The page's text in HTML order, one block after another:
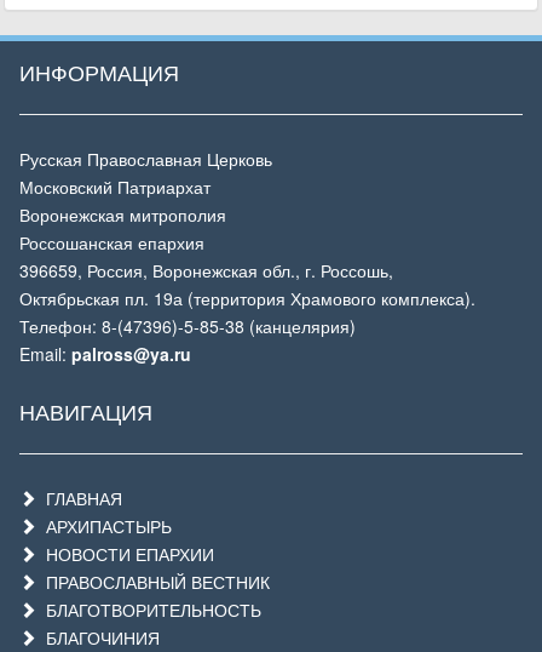
ИНФОРМАЦИЯ
Русская Православная Церковь
Московский Патриархат
Воронежская митрополия
Россошанская епархия
396659, Россия, Воронежская обл., г. Россошь,
Октябрьская пл. 19а (территория Храмового комплекса).
Телефон: 8-(47396)-5-85-38 (канцелярия)
Email: palross@ya.ru
НАВИГАЦИЯ
ГЛАВНАЯ
АРХИПАСТЫРЬ
НОВОСТИ ЕПАРХИИ
ПРАВОСЛАВНЫЙ ВЕСТНИК
БЛАГОТВОРИТЕЛЬНОСТЬ
БЛАГОЧИНИЯ